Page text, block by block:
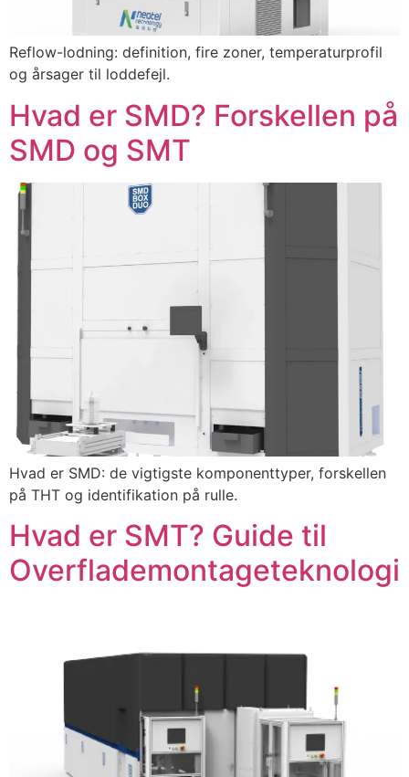
Reflow-lodning: definition, fire zoner, temperaturprofil
og årsager til loddefejl.
Hvad er SMD? Forskellen på
SMD og SMT
Hvad er SMD: de vigtigste komponenttyper, forskellen
på THT og identifikation på rulle.
Hvad er SMT? Guide til
Overflademontageteknologi